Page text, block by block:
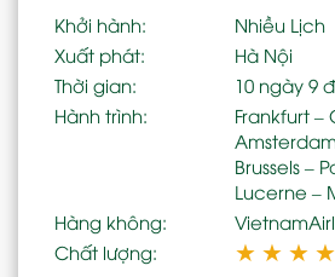
Khởi hành:
Nhiều Lịch
Xuất phát:
Hà Nội
Thời gian:
10 ngày 9
Hành trình:
Frankfurt –
Brussels –
Lucerne –
Hàng không:
Chất lượng:
★ ★ ★ ★